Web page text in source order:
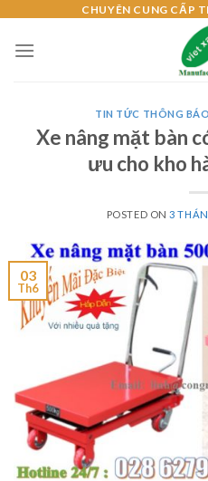
content
CHUYÊN CUNG CẤP
TIN TỨC THÔNG BÁO
Xe nâng mặt bàn
ưu cho kho
POSTED ON3
03
Th6